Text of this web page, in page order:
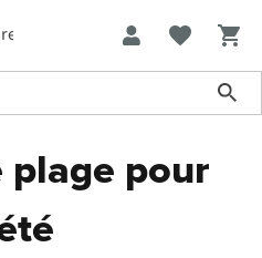
plage pour